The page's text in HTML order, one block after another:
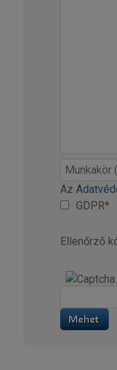
Az
GDPR*
Ellenőrző